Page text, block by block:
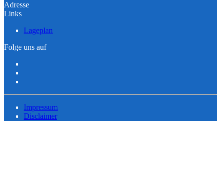
Adresse
Links
Lageplan
Folge uns auf
Impressum
Disclaimer